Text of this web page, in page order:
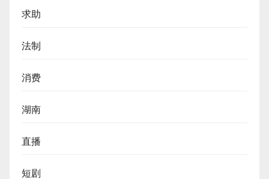
求助
法制
消费
湖南
直播
短剧